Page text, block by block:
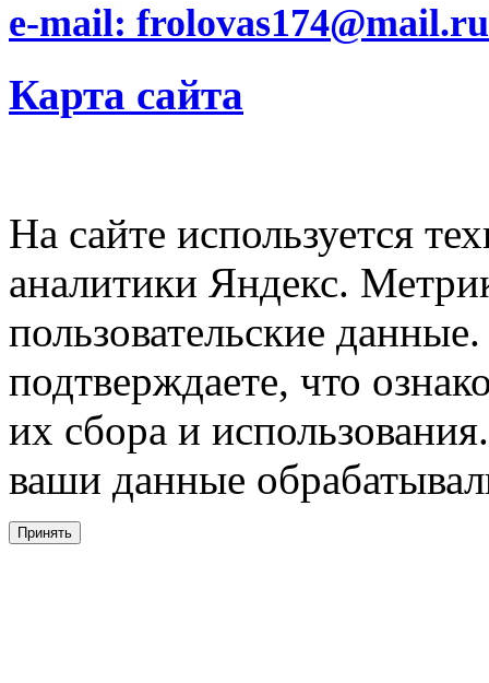
e-mail: frolovas174@mail.ru
Карта сайта
На сайте используется
аналитики Яндекс.
пользовательские
подтверждаете, что
их сбора и
ваши данные
Принять